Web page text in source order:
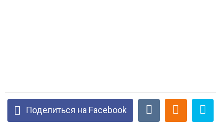
Поделиться на Facebook